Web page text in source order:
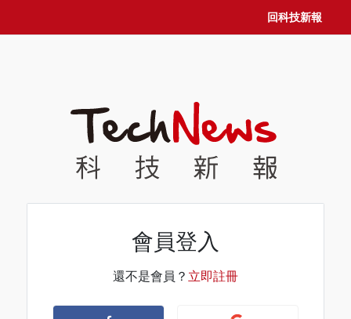
回科技新報
會員登入
還不是會員？ 立即註冊